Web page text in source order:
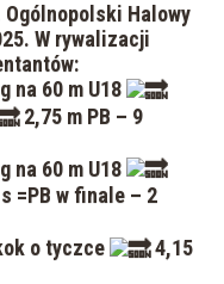
Ogólnopolski Halowy
W rywalizacji
na 60 m U18
2,75 m PB – 9
na 60 m U18
=PB w finale – 2
o tyczce
4,15